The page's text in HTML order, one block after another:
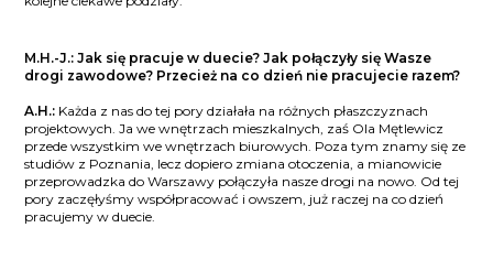
M.H.-J.: Jak się pracuje w duecie? Jak połączyły się Wasze
drogi zawodowe? Przecież na co dzień nie pracujecie razem?
A.H.: Każda z nas do tej pory działała na różnych płaszczyznach
projektowych. Ja we wnętrzach mieszkalnych, zaś Ola Mętlewicz
przede wszystkim we wnętrzach biurowych. Poza tym znamy się ze
studiów z Poznania, lecz dopiero zmiana otoczenia, a mianowicie
przeprowadzka do Warszawy połączyła nasze drogi na nowo. Od tej
pory zaczęłyśmy współpracować i owszem, już raczej na co dzień
pracujemy w duecie.